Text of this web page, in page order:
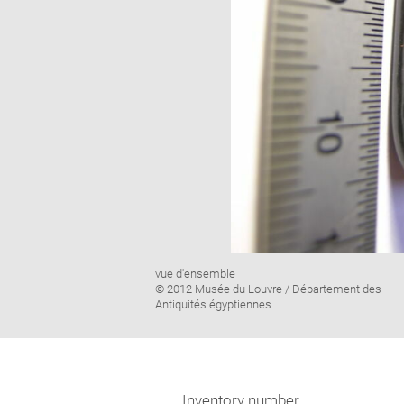
Image
caption:
vue d'ensemble
© 2012 Musée du Louvre / Département des
Antiquités égyptiennes